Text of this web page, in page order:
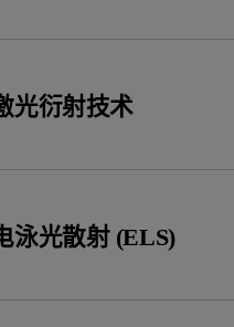
光衍射技术
泳光散射 (ELS)